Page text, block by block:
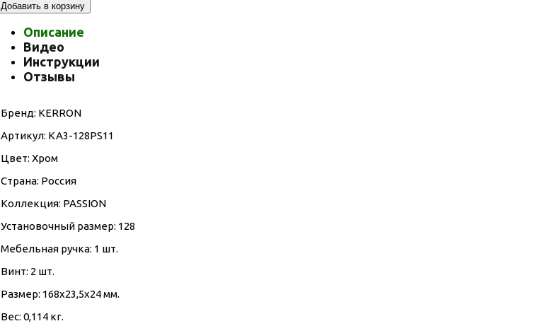
Добавить в корзину
Описание
Видео
Инструкции
Отзывы
Бренд: KERRON
Артикул: KA3-128PS11
Цвет: Хром
Страна: Россия
Коллекция: PASSION
Установочный размер: 128
Мебельная ручка: 1 шт.
Винт: 2 шт.
Размер: 168х23,5х24 мм.
Вес: 0,114 кг.